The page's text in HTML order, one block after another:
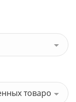
товаро